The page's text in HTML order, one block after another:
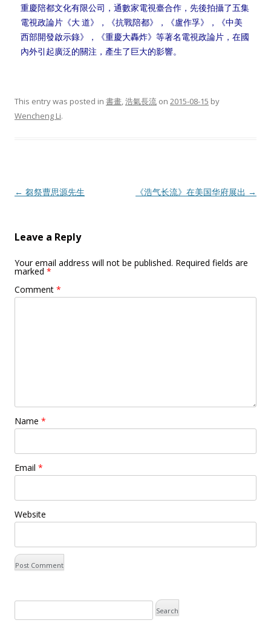
重慶陪都文化有限公司，通數家電視臺合作，先後拍攝了五集
電視政論片《大 道》，《抗戰陪都》，《盧作孚》，《中美
西部開發啟示錄》，《重慶大轟炸》等著名電視政論片，在國
內外引起廣泛的關注，產生了巨大的影響。
This entry was posted in 書畫,浩氣長流 on 2015-08-15 by
Wencheng Li.
Post
← 芻祭曹思源先生 《浩气长流》在美国华府展出 →
Leave a Reply
Your email address will not be published. Required fields are
marked *
Comment *
Name *
Email *
Website